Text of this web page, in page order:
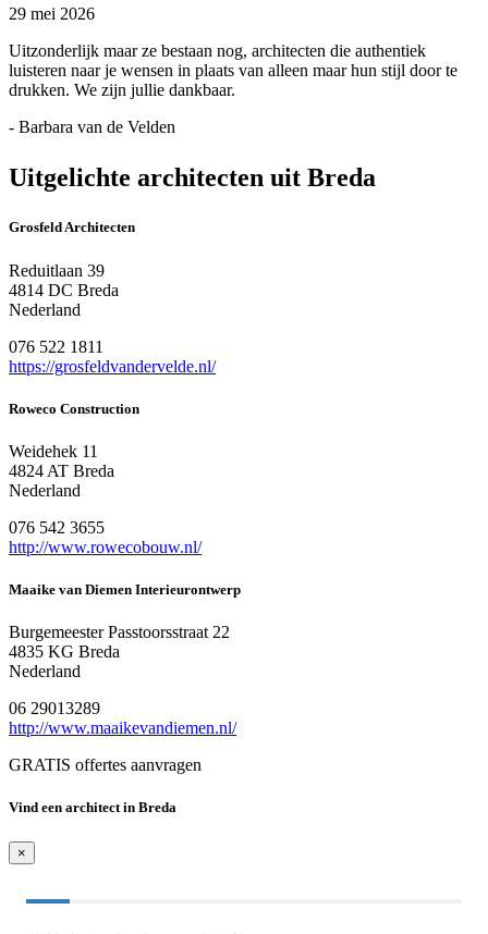
29 mei 2026
Uitzonderlijk maar ze bestaan nog, architecten die authentiek
luisteren naar je wensen in plaats van alleen maar hun stijl door te
drukken. We zijn jullie dankbaar.
- Barbara van de Velden
Uitgelichte architecten uit Breda
Grosfeld Architecten
Reduitlaan 39
4814 DC Breda
Nederland
076 522 1811
https://grosfeldvandervelde.nl/
Roweco Construction
Weidehek 11
4824 AT Breda
Nederland
076 542 3655
http://www.rowecobouw.nl/
Maaike van Diemen Interieurontwerp
Burgemeester Passtoorsstraat 22
4835 KG Breda
Nederland
06 29013289
http://www.maaikevandiemen.nl/
GRATIS offertes aanvragen
Vind een architect in Breda
×